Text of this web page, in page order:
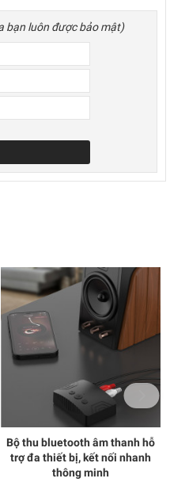
bạn luôn được bảo mật)
Bộ thu bluetooth âm thanh hỗ
trợ đa thiết bị, kết nối nhanh
thông minh